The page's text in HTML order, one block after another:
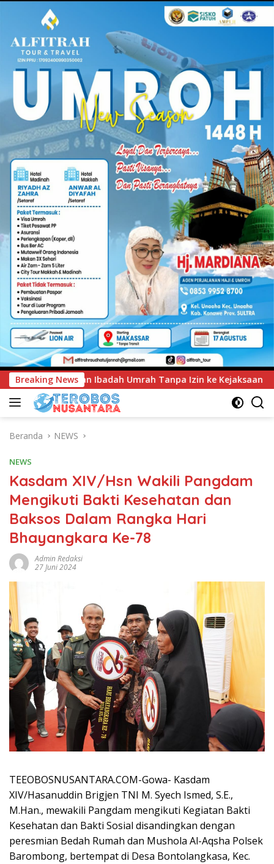
Breaking News
Tanpa Izin ke Kejaksaan UNIMEN Tambah
Beranda NEWS
NEWS
Kasdam XIV/Hsn Wakili Pangdam
Mengikuti Bakti Kesehatan dan
Baksos Dalam Rangka Hari
Bhayangkara Ke-78
Admin Redaksi
27 Juni 2024
TEEOBOSNUSANTARA.COM-Gowa- Kasdam
XIV/Hasanuddin Brigjen TNI M. Syech Ismed, S.E.,
M.Han., mewakili Pangdam mengikuti Kegiatan Bakti
Kesehatan dan Bakti Sosial disandingkan dengan
peresmian Bedah Rumah dan Mushola Al-Aqsha Polsek
Barombong, bertempat di Desa Bontolangkasa, Kec.